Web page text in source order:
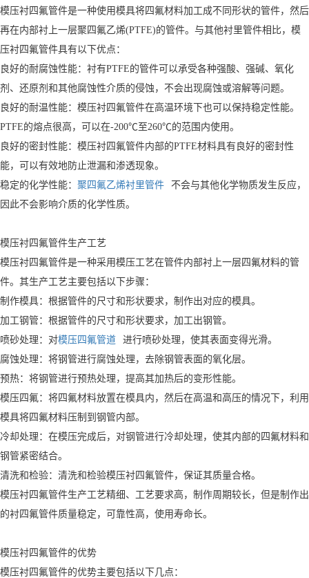
模压衬四氟管件是一种使用模具将四氟材料加工成不同形状的管件，然后
再在内部衬上一层聚四氟乙烯(PTFE)的管件。与其他衬里管件相比，模
压衬四氟管件具有以下优点：
良好的耐腐蚀性能：衬有PTFE的管件可以承受各种强酸、强碱、氧化
剂、还原剂和其他腐蚀性介质的侵蚀，不会出现腐蚀或溶解等问题。
良好的耐温性能：模压衬四氟管件在高温环境下也可以保持稳定性能。
PTFE的熔点很高，可以在-200℃至260℃的范围内使用。
良好的密封性能：模压衬四氟管件内部的PTFE材料具有良好的密封性
能，可以有效地防止泄漏和渗透现象。
稳定的化学性能： 聚四氟乙烯衬里管件
不会与其他化学物质发生反应，
因此不会影响介质的化学性质。
模压衬四氟管件生产工艺
模压衬四氟管件是一种采用模压工艺在管件内部衬上一层四氟材料的管
件。其生产工艺主要包括以下步骤：
制作模具：根据管件的尺寸和形状要求，制作出对应的模具。
加工钢管：根据管件的尺寸和形状要求，加工出钢管。
喷砂处理：对模压四氟管道
进行喷砂处理，使其表面变得光滑。
腐蚀处理：将钢管进行腐蚀处理，去除钢管表面的氧化层。
预热：将钢管进行预热处理，提高其加热后的变形性能。
模压四氟：将四氟材料放置在模具内，然后在高温和高压的情况下，利用
模具将四氟材料压制到钢管内部。
冷却处理：在模压完成后，对钢管进行冷却处理，使其内部的四氟材料和
钢管紧密结合。
清洗和检验：清洗和检验模压衬四氟管件，保证其质量合格。
模压衬四氟管件生产工艺精细、工艺要求高，制作周期较长，但是制作出
的衬四氟管件质量稳定，可靠性高，使用寿命长。
模压衬四氟管件的优势
模压衬四氟管件的优势主要包括以下几点：